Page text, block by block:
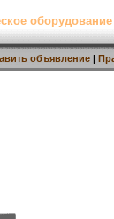
объявление |